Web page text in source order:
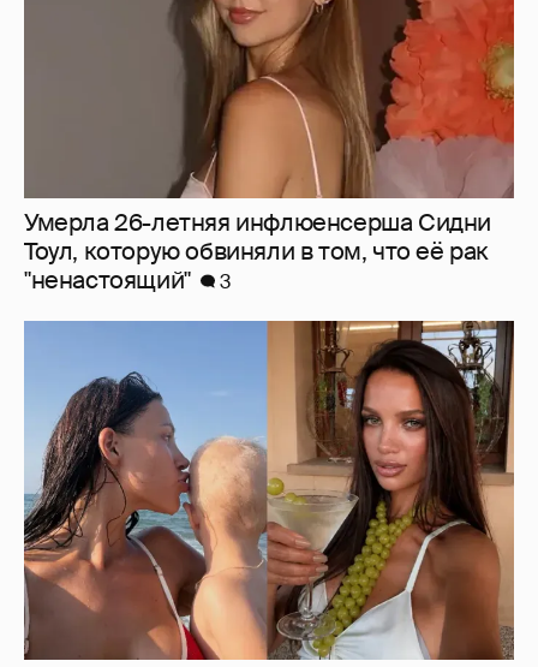
Умерла 26-летняя инфлюенсерша Сидни
Тоул, которую обвиняли в том, что её рак
"ненастоящий"
3